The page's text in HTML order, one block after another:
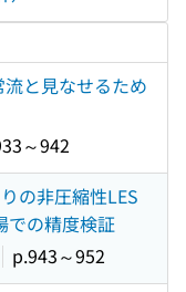
と見なせるため
～942
の非圧縮性LES
での精度検証
p.943～952